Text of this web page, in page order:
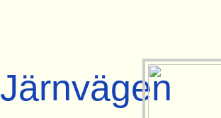
Järnvägen